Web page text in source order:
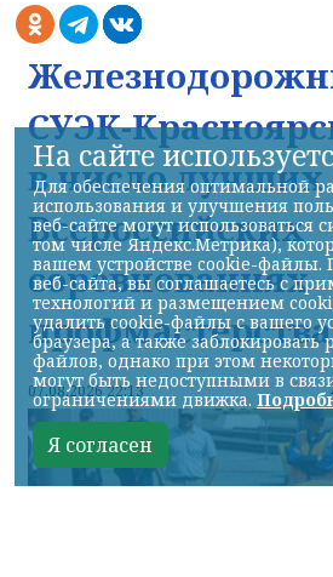
СУЭК-
в число лучших
Всероссийских
соревнованиях
профмастерства
07.08.2026 22:13
На сайте
Для обеспечения оптимальной
использования и улучшения
веб-сайте могут использоваться
том числе Яндекс.Метрика),
вашем устройстве cookie-файлы.
веб-сайта, вы соглашаетесь с
технологий и размещением
удалить cookie-файлы с вашего
браузера, а также
файлов, однако при этом
могут быть недоступными в
ограничениями движка.
Я согласен